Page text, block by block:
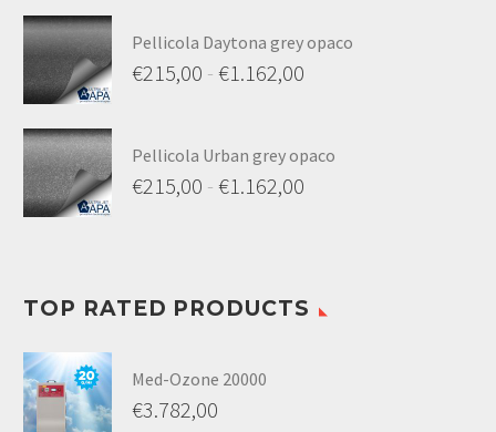
prezzo:
a
€1.162,00
Pellicola Daytona grey opaco
€215,00 - €1.162,00
prezzo:
€1.162,00
Pellicola Urban grey opaco
€215,00 - €1.162,00
da
a
€1.162,00
TOP RATED PRODUCTS
Med-Ozone 20000
€3.782,00